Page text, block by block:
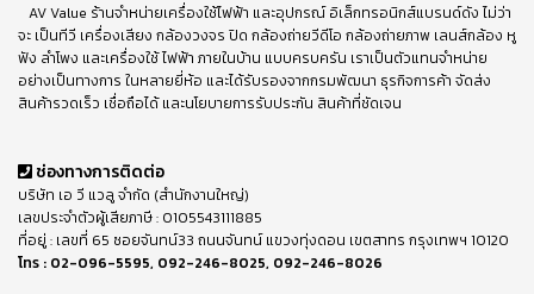
AV Value ร้านจำหน่ายเครื่องใช้ไฟฟ้า และอุปกรณ์ อิเล็กทรอนิกส์แบรนด์ดัง ไม่ว่า
จะ เป็นทีวี เครื่องเสียง กล้องวงจร ปิด กล้องถ่ายวีดีโอ กล้องถ่ายภาพ เลนส์กล้อง หู
ฟัง ลำโพง และเครื่องใช้ ไฟฟ้า ภายในบ้าน แบบครบครัน เราเป็นตัวแทนจำหน่าย
อย่างเป็นทางการ ในหลายยี่ห้อ และได้รับรองจากกรมพัฒนา ธุรกิจการค้า จัดส่ง
สินค้ารวดเร็ว เชื่อถือได้ และนโยบายการรับประกัน สินค้าที่ชัดเจน
ช่องทางการติดต่อ
บริษัท เอ วี แวลู จำกัด (สำนักงานใหญ่)
เลขประจำตัวผู้เสียภาษี : 0105543111885
ที่อยู่ : เลขที่ 65 ซอยจันทน์33 ถนนจันทน์ แขวงทุ่งดอน เขตสาทร กรุงเทพฯ 10120
โทร : 02-096-5595, 092-246-8025, 092-246-8026